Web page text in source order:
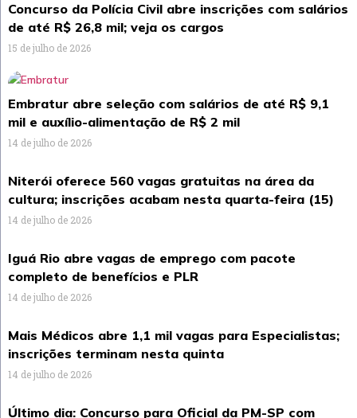
Concurso da Polícia Civil abre inscrições com salários
de até R$ 26,8 mil; veja os cargos
15 de julho de 2026
Embratur abre seleção com salários de até R$ 9,1
mil e auxílio-alimentação de R$ 2 mil
14 de julho de 2026
Niterói oferece 560 vagas gratuitas na área da
cultura; inscrições acabam nesta quarta-feira (15)
14 de julho de 2026
Iguá Rio abre vagas de emprego com pacote
completo de benefícios e PLR
14 de julho de 2026
Mais Médicos abre 1,1 mil vagas para Especialistas;
inscrições terminam nesta quinta
14 de julho de 2026
Último dia: Concurso para Oficial da PM-SP com